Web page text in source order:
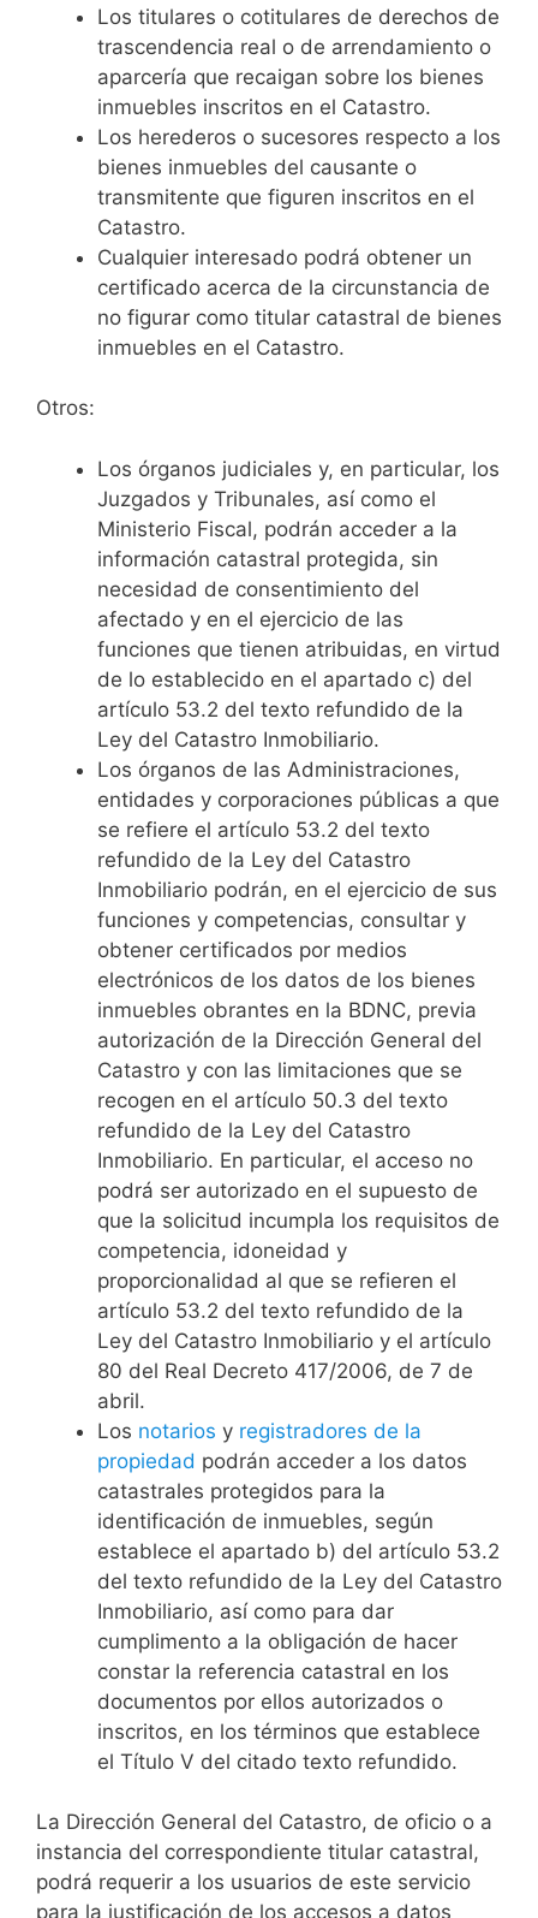
Los titulares o cotitulares de derechos de
trascendencia real o de arrendamiento o
aparcería que recaigan sobre los bienes
inmuebles inscritos en el Catastro.
Los herederos o sucesores respecto a los
bienes inmuebles del causante o
transmitente que figuren inscritos en el
Catastro.
Cualquier interesado podrá obtener un
certificado acerca de la circunstancia de
no figurar como titular catastral de bienes
inmuebles en el Catastro.
Otros:
Los órganos judiciales y, en particular, los
Juzgados y Tribunales, así como el
Ministerio Fiscal, podrán acceder a la
información catastral protegida, sin
necesidad de consentimiento del
afectado y en el ejercicio de las
funciones que tienen atribuidas, en virtud
de lo establecido en el apartado c) del
artículo 53.2 del texto refundido de la
Ley del Catastro Inmobiliario.
Los órganos de las Administraciones,
entidades y corporaciones públicas a que
se refiere el artículo 53.2 del texto
refundido de la Ley del Catastro
Inmobiliario podrán, en el ejercicio de sus
funciones y competencias, consultar y
obtener certificados por medios
electrónicos de los datos de los bienes
inmuebles obrantes en la BDNC, previa
autorización de la Dirección General del
Catastro y con las limitaciones que se
recogen en el artículo 50.3 del texto
refundido de la Ley del Catastro
Inmobiliario. En particular, el acceso no
podrá ser autorizado en el supuesto de
que la solicitud incumpla los requisitos de
competencia, idoneidad y
proporcionalidad al que se refieren el
artículo 53.2 del texto refundido de la
Ley del Catastro Inmobiliario y el artículo
80 del Real Decreto 417/2006, de 7 de
abril.
Los notarios y registradores de la
propiedad podrán acceder a los datos
catastrales protegidos para la
identificación de inmuebles, según
establece el apartado b) del artículo 53.2
del texto refundido de la Ley del Catastro
Inmobiliario, así como para dar
cumplimento a la obligación de hacer
constar la referencia catastral en los
documentos por ellos autorizados o
inscritos, en los términos que establece
el Título V del citado texto refundido.
La Dirección General del Catastro, de oficio o a
instancia del correspondiente titular catastral,
podrá requerir a los usuarios de este servicio
para la justificación de los accesos a datos